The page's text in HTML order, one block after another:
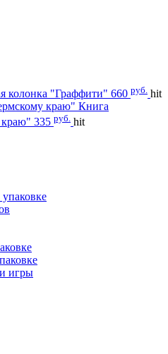
колонка "Граффити" 660 руб. hit
Книга
краю" 335 руб. hit
игры